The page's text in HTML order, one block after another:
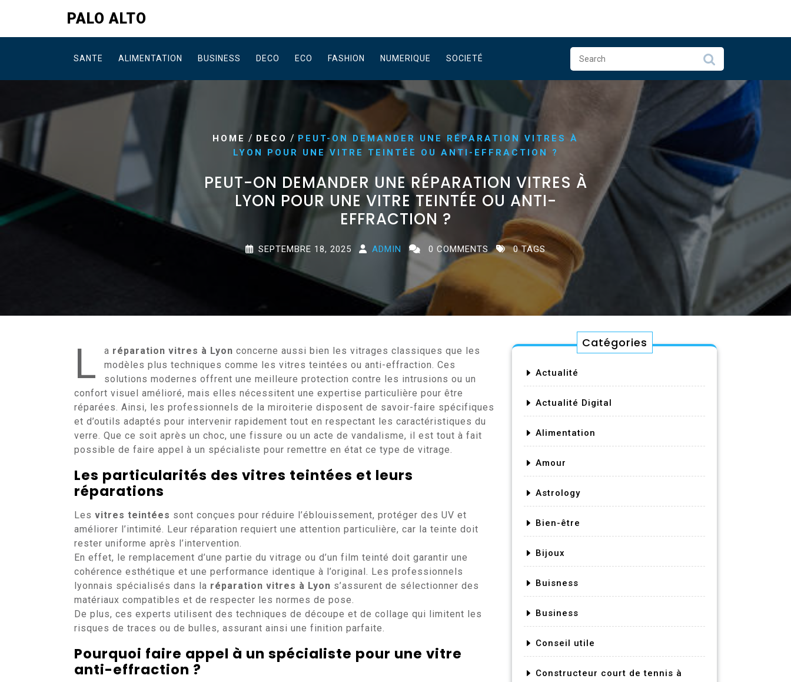
content
PALO ALTO
SANTE ALIMENTATION BUSINESS DECO ECO FASHION NUMERIQUE SOCIETÉ
HOME / DECO / PEUT-ON DEMANDER UNE RÉPARATION VITRES À
LYON POUR UNE VITRE TEINTÉE OU ANTI-EFFRACTION ?
PEUT-ON DEMANDER UNE RÉPARATION VITRES À
LYON POUR UNE VITRE TEINTÉE OU ANTI-
EFFRACTION ?
SEPTEMBRE 18, 2025 ADMIN 0 COMMENTS 0 TAGS
L a réparation vitres à Lyon concerne aussi bien les vitrages classiques que les
modèles plus techniques comme les vitres teintées ou anti-effraction. Ces
solutions modernes offrent une meilleure protection contre les intrusions ou un
confort visuel amélioré, mais elles nécessitent une expertise particulière pour être
réparées. Ainsi, les professionnels de la miroiterie disposent de savoir-faire spécifiques
et d’outils adaptés pour intervenir rapidement tout en respectant les caractéristiques du
verre. Que ce soit après un choc, une fissure ou un acte de vandalisme, il est tout à fait
possible de faire appel à un spécialiste pour remettre en état ce type de vitrage.
Les particularités des vitres teintées et leurs
réparations
Les vitres teintées sont conçues pour réduire l’éblouissement, protéger des UV et
améliorer l’intimité. Leur réparation requiert une attention particulière, car la teinte doit
rester uniforme après l’intervention.
En effet, le remplacement d’une partie du vitrage ou d’un film teinté doit garantir une
cohérence esthétique et une performance identique à l’original. Les professionnels
lyonnais spécialisés dans la réparation vitres à Lyon s’assurent de sélectionner des
matériaux compatibles et de respecter les normes de pose.
De plus, ces experts utilisent des techniques de découpe et de collage qui limitent les
risques de traces ou de bulles, assurant ainsi une finition parfaite.
Pourquoi faire appel à un spécialiste pour une vitre
anti-effraction ?
Catégories
Actualité
Actualité Digital
Alimentation
Amour
Astrology
Bien-être
Bijoux
Buisness
Business
Conseil utile
Constructeur court de tennis à